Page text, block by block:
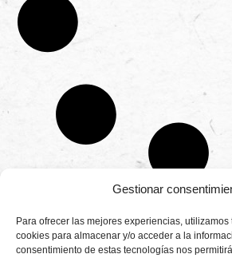
Gestionar
Para ofrecer las mejores experiencias,
cookies para almacenar y/o acceder a la
consentimiento de estas tecnologías nos
Productores
de
CONTÁCTANOS
Camino de
Montemayor s/n